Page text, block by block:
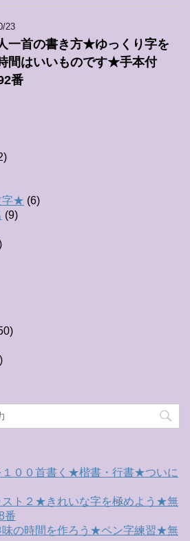
23
一首の書き方★ゆっくり字を
間はいいものです★手本付
番
字★ (6)
(9)
１００首書く★楷書・行書★ついに
ト２★きれいな字を極めよう★無
番
味の時間を作ろう★ペン字練習★無